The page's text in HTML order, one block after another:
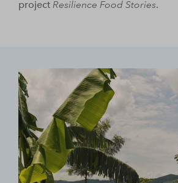
project Resilience Food Stories.